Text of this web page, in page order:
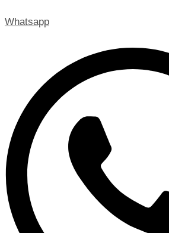
Whatsapp